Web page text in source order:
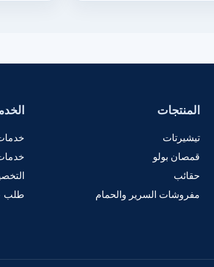
المنتجات
تيشيرتات
قمصان بولو
حقائب
مفروشات السرير والحمام
طلب